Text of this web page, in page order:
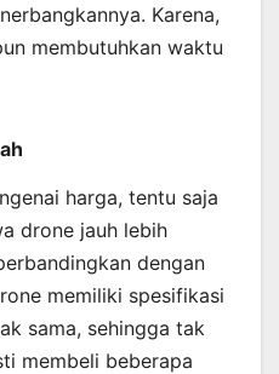
Karena,
membutuhkan waktu
harga, tentu saja
drone jauh lebih
dengan
memiliki spesifikasi
sama, sehingga tak
membeli beberapa